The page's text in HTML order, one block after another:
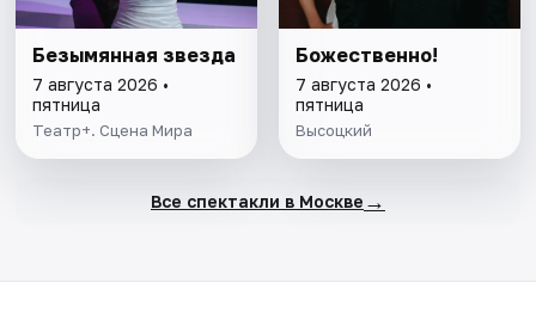
Безымянная звезда
7 августа 2026 •
пятница
Театр+. Сцена Мира
Божественно!
7 августа 2026 •
пятница
Высоцкий
Все спектакли в Москве →